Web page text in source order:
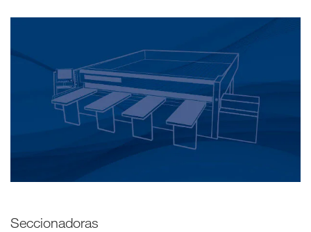
Seccionadoras